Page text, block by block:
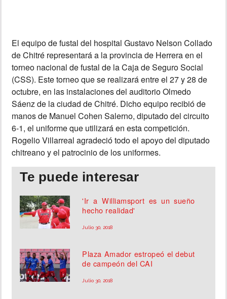
El equipo de fustal del hospital Gustavo Nelson Collado
de Chitré representará a la provincia de Herrera en el
torneo nacional de fustal de la Caja de Seguro Social
(CSS). Este torneo que se realizará entre el 27 y 28 de
octubre, en las instalaciones del auditorio Olmedo
Sáenz de la ciudad de Chitré. Dicho equipo recibió de
manos de Manuel Cohen Salerno, diputado del circuito
6-1, el uniforme que utilizará en esta competición.
Rogelio Villarreal agradeció todo el apoyo del diputado
chitreano y el patrocinio de los uniformes.
Te puede interesar
'Ir a Williamsport es un sueño
hecho realidad'
Julio 30, 2018
Plaza Amador estropeó el debut
de campeón del CAI
Julio 30, 2018